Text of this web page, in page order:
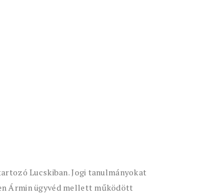
Lucskiban. Jogi tanulmányokat
Ármin ügyvéd mellett működött